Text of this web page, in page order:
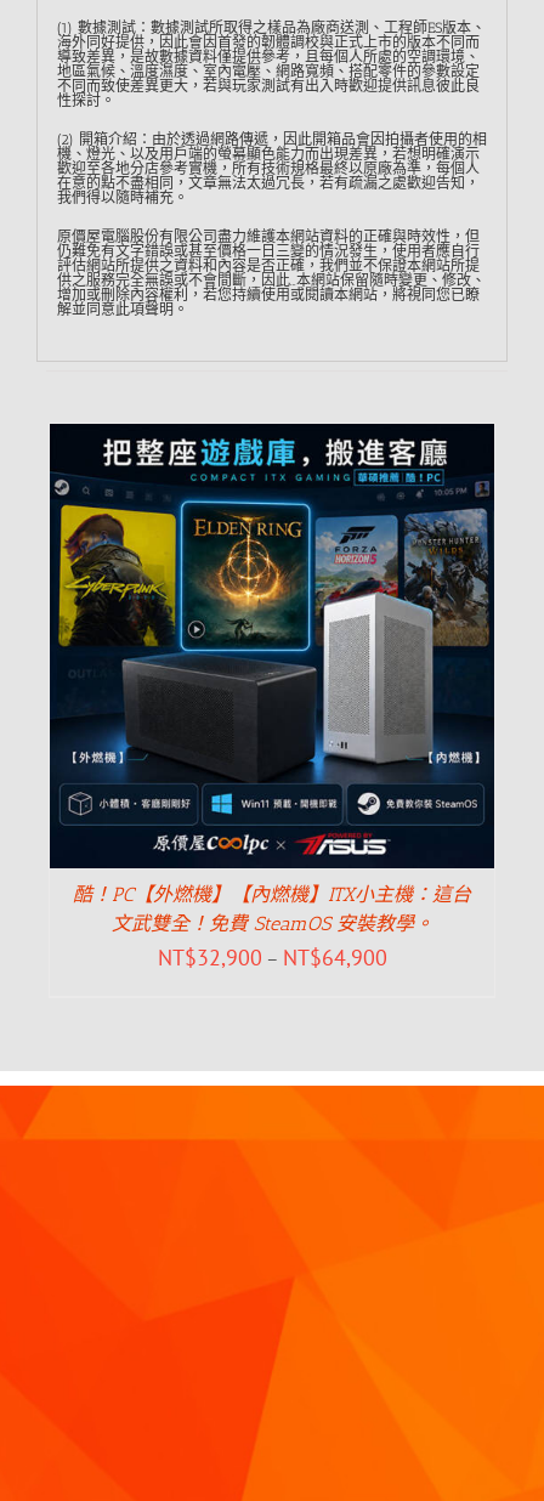
(1) 數據測試：數據測試所取得之樣品為廠商送測、工程師ES版本、
海外同好提供，因此會因首發的韌體調校與正式上市的版本不同而
導致差異，是故數據資料僅提供參考，且每個人所處的空調環境、
地區氣候、溫度濕度、室內電壓、網路寬頻、搭配零件的參數設定
不同而致使差異更大，若與玩家測試有出入時歡迎提供訊息彼此良
性探討。
(2) 開箱介紹：由於透過網路傳遞，因此開箱品會因拍攝者使用的相
機、燈光、以及用戶端的螢幕顯色能力而出現差異，若想明確演示
歡迎至各地分店參考實機，所有技術規格最終以原廠為準，每個人
在意的點不盡相同，文章無法太過冗長，若有疏漏之處歡迎告知，
我們得以隨時補充。
原價屋電腦股份有限公司盡力維護本網站資料的正確與時效性，但
仍難免有文字錯誤或甚至價格一日三變的情況發生，使用者應自行
評估網站所提供之資料和內容是否正確，我們並不保證本網站所提
供之服務完全無誤或不會間斷，因此…本網站保留隨時變更、修改、
增加或刪除內容權利，若您持續使用或閱讀本網站，將視同您已瞭
解並同意此項聲明。
酷！PC【外燃機】【內燃機】ITX小主機：這台
文武雙全！免費 SteamOS 安裝教學。
NT$32,900 – NT$64,900